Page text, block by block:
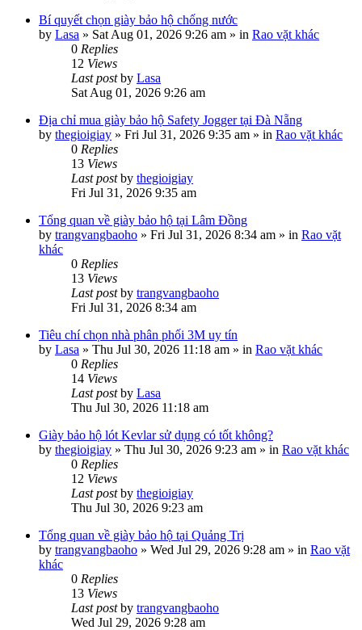
Bí quyết chọn giày bảo hộ chống nước
by Lasa » Sat Aug 01, 2026 9:26 am » in Rao vặt khác
0 Replies
12 Views
Last postby Lasa
Sat Aug 01, 2026 9:26 am
Địa chỉ mua giày bảo hộ Safety Jogger tại Đà Nẵng
by thegioigiay » Fri Jul 31, 2026 9:35 am » in Rao vặt khác
0 Replies
13 Views
Last postby thegioigiay
Fri Jul 31, 2026 9:35 am
Tổng quan về giày bảo hộ tại Lâm Đồng
by trangvangbaoho » Fri Jul 31, 2026 8:34 am » in Rao vặt
khác
0 Replies
13 Views
Last postby trangvangbaoho
Fri Jul 31, 2026 8:34 am
Tiêu chí chọn nhà phân phối 3M uy tín
by Lasa » Thu Jul 30, 2026 11:18 am » in Rao vặt khác
0 Replies
14 Views
Last postby Lasa
Thu Jul 30, 2026 11:18 am
Giày bảo hộ lót Kevlar sử dụng có tốt không?
by thegioigiay » Thu Jul 30, 2026 9:23 am » in Rao vặt khác
0 Replies
12 Views
Last postby thegioigiay
Thu Jul 30, 2026 9:23 am
Tổng quan về giày bảo hộ tại Quảng Trị
by trangvangbaoho » Wed Jul 29, 2026 9:28 am » in Rao vặt
khác
0 Replies
13 Views
Last postby trangvangbaoho
Wed Jul 29, 2026 9:28 am